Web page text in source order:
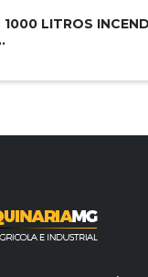
1000 LITROS